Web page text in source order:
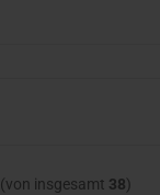
(von insgesamt 38)